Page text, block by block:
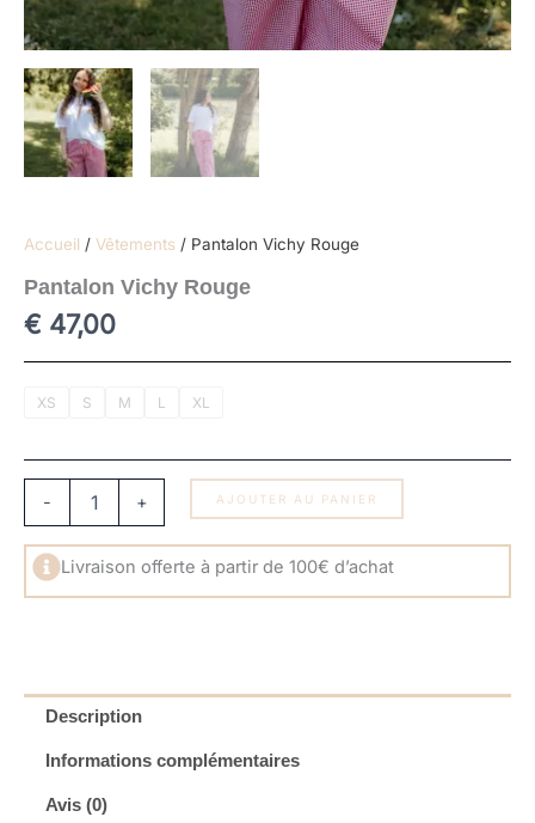
Accueil / Vêtements / Pantalon Vichy Rouge
Pantalon Vichy Rouge
€ 47,00
XS S M L XL
-
de
Vichy
Rouge
+ AJOUTER AU PANIER
Livraison offerte à partir de 100€ d’achat
Description
Informations complémentaires
Avis (0)